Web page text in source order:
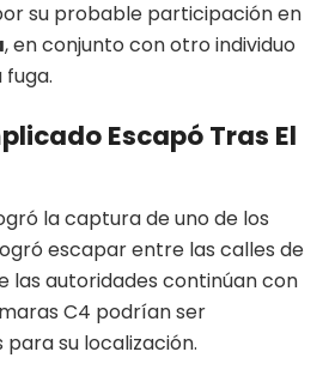
su probable participación en
, en conjunto con otro individuo
Escapó Tras El
la captura de uno de los
escapar entre las calles de
las autoridades continúan con
C4 podrían ser
su localización.